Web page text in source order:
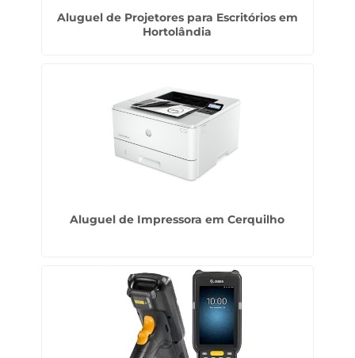
Aluguel de Projetores para Escritórios em
Hortolândia
Aluguel de Impressora em Cerquilho